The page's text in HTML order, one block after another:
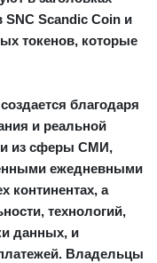
SNC Scandic Coin и
токенов, которые
благодаря
и реальной
из сферы СМИ,
ежедневными
континентах, а
технологий,
данных, и
Владельцы